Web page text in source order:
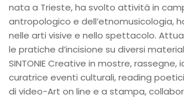
nata a Trieste, ha svolto attività in
antropologico e dell’etnomusicologia,
nelle arti visive e nello spettacolo.
le pratiche d’incisione su diversi
SINTONIE Creative in mostre, rassegne,
curatrice eventi culturali, reading
di video-Art on line e a stampa,